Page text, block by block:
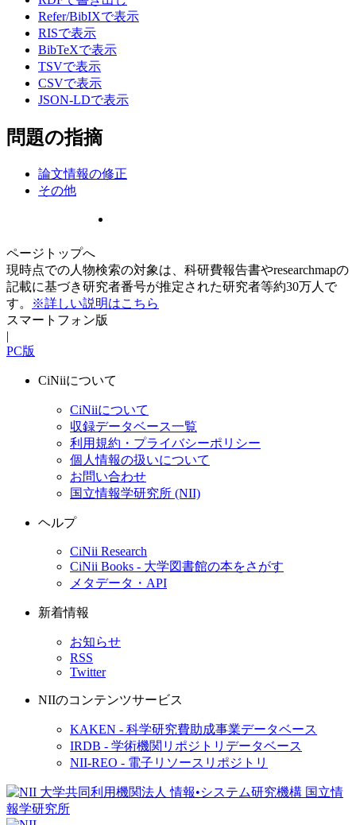
Refer/BibIXで表示
RISで表示
BibTeXで表示
TSVで表示
CSVで表示
JSON-LDで表示
問題の指摘
論文情報の修正
その他
ページトップへ
現時点での人物検索の対象は、科研費報告書やresearchmapの
記載に基づき研究者番号が推定された研究者等約30万人で
す。
※詳しい説明はこちら
スマートフォン版
|
PC版
CiNiiについて
CiNiiについて
収録データベース一覧
利用規約・プライバシーポリシー
個人情報の扱いについて
お問い合わせ
国立情報学研究所 (NII)
ヘルプ
CiNii Research
CiNii Books - 大学図書館の本をさがす
メタデータ・API
新着情報
お知らせ
RSS
Twitter
NIIのコンテンツサービス
KAKEN - 科学研究費助成事業データベース
IRDB - 学術機関リポジトリデータベース
NII-REO - 電子リソースリポジトリ